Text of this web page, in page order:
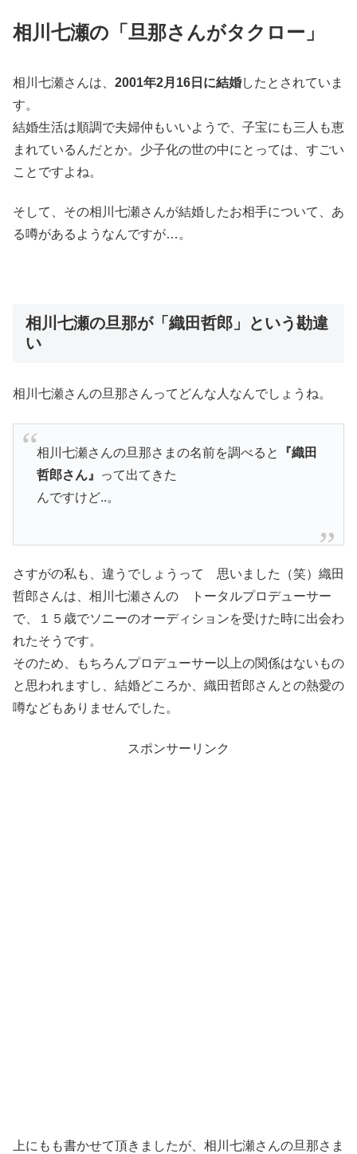
相川七瀬の「旦那さんがタクロー」
相川七瀬さんは、 2001年2月16日に結婚したとされていま
す。
結婚生活は順調で夫婦仲もいいようで、子宝にも三人も恵
まれているんだとか。少子化の世の中にとっては、すごい
ことですよね。
そして、その相川七瀬さんが結婚したお相手について、あ
る噂があるようなんですが…。
相川七瀬の旦那が「織田哲郎」という勘違
い
相川七瀬さんの旦那さんってどんな人なんでしょうね。
相川七瀬さんの旦那さまの名前を調べると
『織田
哲郎さん』
って出てきた
んですけど..。
さすがの私も、違うでしょうって 思いました（笑）織田
哲郎さんは、相川七瀬さんの トータルプロデューサー
で、１５歳でソニーのオーディションを受けた時に出会わ
れたそうです。
そのため、もちろんプロデューサー以上の関係はないもの
と思われますし、結婚どころか、織田哲郎さんとの熱愛の
噂などもありませんでした。
スポンサーリンク
上にもも書かせて頂きましたが、相川七瀬さんの旦那さま